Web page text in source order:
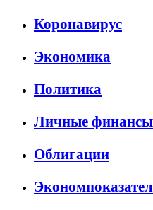
Коронавирус
Экономика
Политика
Личные финансы
Облигации